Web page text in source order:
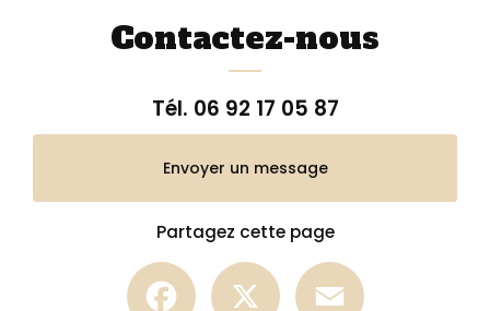
Contactez-nous
Tél. 06 92 17 05 87
Envoyer un message
Partagez cette page
Facebook